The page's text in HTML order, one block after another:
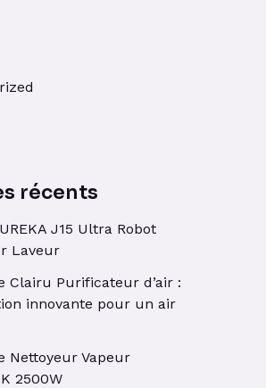
récents
J15 Ultra Robot
Laveur
Clairu Purificateur d’air :
innovante pour un air
Nettoyeur Vapeur
2500W